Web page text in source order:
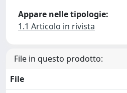
Appare nelle tipologie:
1.1 Articolo in rivista
File in questo prodotto:
File